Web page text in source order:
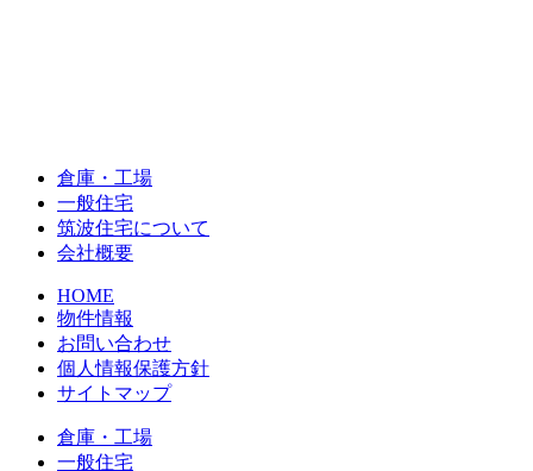
倉庫・工場
一般住宅
筑波住宅について
会社概要
HOME
物件情報
お問い合わせ
個人情報保護方針
サイトマップ
倉庫・工場
一般住宅